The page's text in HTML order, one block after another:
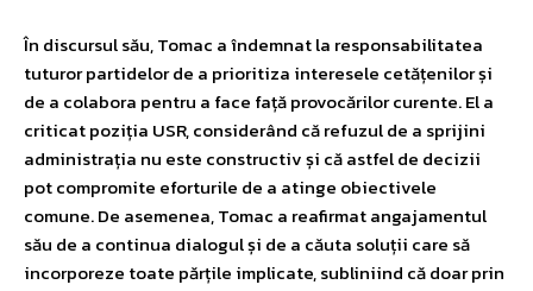
În discursul său, Tomac a îndemnat la responsabilitatea
tuturor partidelor de a prioritiza interesele cetățenilor și
de a colabora pentru a face față provocărilor curente. El a
criticat poziția USR, considerând că refuzul de a sprijini
administrația nu este constructiv și că astfel de decizii
pot compromite eforturile de a atinge obiectivele
comune. De asemenea, Tomac a reafirmat angajamentul
său de a continua dialogul și de a căuta soluții care să
incorporeze toate părțile implicate, subliniind că doar prin